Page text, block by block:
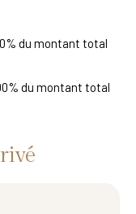
du montant total
du montant total